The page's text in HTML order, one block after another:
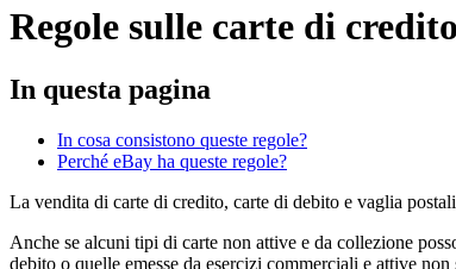
Regole sulle carte di
In questa pagina
In cosa consistono queste regole?
Perché eBay ha queste regole?
La vendita di carte di credito, carte di debito e vaglia
Anche se alcuni tipi di carte non attive e da collezione
debito o quelle emesse da esercizi commerciali e attive non